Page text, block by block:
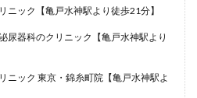
ニック【亀戸水神駅より徒歩21分】
尿器科のクリニック【亀戸水神駅より
ニック 東京・錦糸町院【亀戸水神駅よ